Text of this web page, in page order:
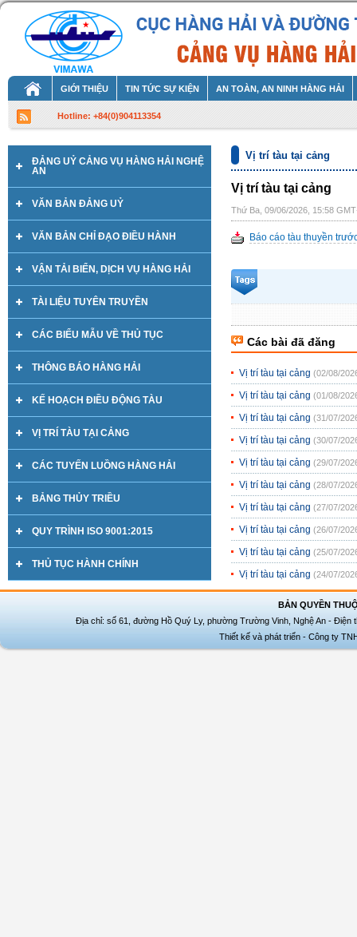
GIỚI THIỆU TIN TỨC SỰ KIỆN AN TOÀN, AN NINH HÀNG HẢI
Hotline: +84(0)904113354
ĐẢNG UỶ CẢNG VỤ HÀNG HẢI NGHỆ
AN
VĂN BẢN ĐẢNG UỶ
VĂN BẢN CHỈ ĐẠO ĐIỀU HÀNH
VẬN TẢI BIỂN, DỊCH VỤ HÀNG HẢI
TÀI LIỆU TUYÊN TRUYỀN
CÁC BIỂU MẪU VỀ THỦ TỤC
THÔNG BÁO HÀNG HẢI
KẾ HOẠCH ĐIỀU ĐỘNG TÀU
VỊ TRÍ TÀU TẠI CẢNG
CÁC TUYẾN LUỒNG HÀNG HẢI
BẢNG THỦY TRIỀU
QUY TRÌNH ISO 9001:2015
THỦ TỤC HÀNH CHÍNH
Vị trí tàu tại cảng
Vị trí tàu tại cảng
Thứ Ba, 09/06/2026, 15:58
Báo cáo tàu thuyền
Các bài đã đăng
Vị trí tàu tại cảng (02/08/
Vị trí tàu tại cảng (01/08/
Vị trí tàu tại cảng (31/07/
Vị trí tàu tại cảng (30/07/
Vị trí tàu tại cảng (29/07/
Vị trí tàu tại cảng (28/07/
Vị trí tàu tại cảng (27/07/
Vị trí tàu tại cảng (26/07/
Vị trí tàu tại cảng (25/07/
Vị trí tàu tại cảng (24/07/
BẢN QUYỀN
Địa chỉ: số 61, đường Hồ Quý Ly, phường Trường Vinh, Nghệ An - Điện
Thiết kế và phát triển - Công ty